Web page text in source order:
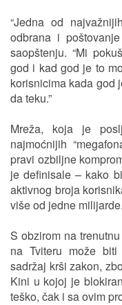
“Jedna od
odbrana i
saopštenju. “Mi
god i kad god je to
korisnicima kada god
da teku.”
Mreža, koja je
najmoćnijih
pravi ozbiljne
je definisale – kako
aktivnog broja
više od jedne milijarde.
S obzirom na
na Tviteru može
sadržaj krši zakon,
Kini u kojoj je
teško, čak i sa ovim